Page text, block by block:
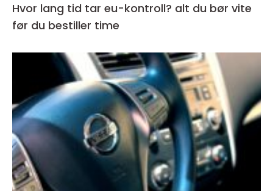
Hvor lang tid tar eu-kontroll? alt du bør vite
før du bestiller time